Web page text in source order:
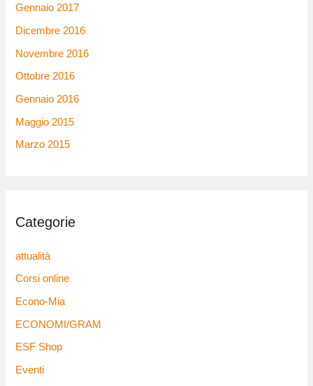
Gennaio 2017
Dicembre 2016
Novembre 2016
Ottobre 2016
Gennaio 2016
Maggio 2015
Marzo 2015
Categorie
attualità
Corsi online
Econo-Mia
ECONOMI/GRAM
ESF Shop
Eventi